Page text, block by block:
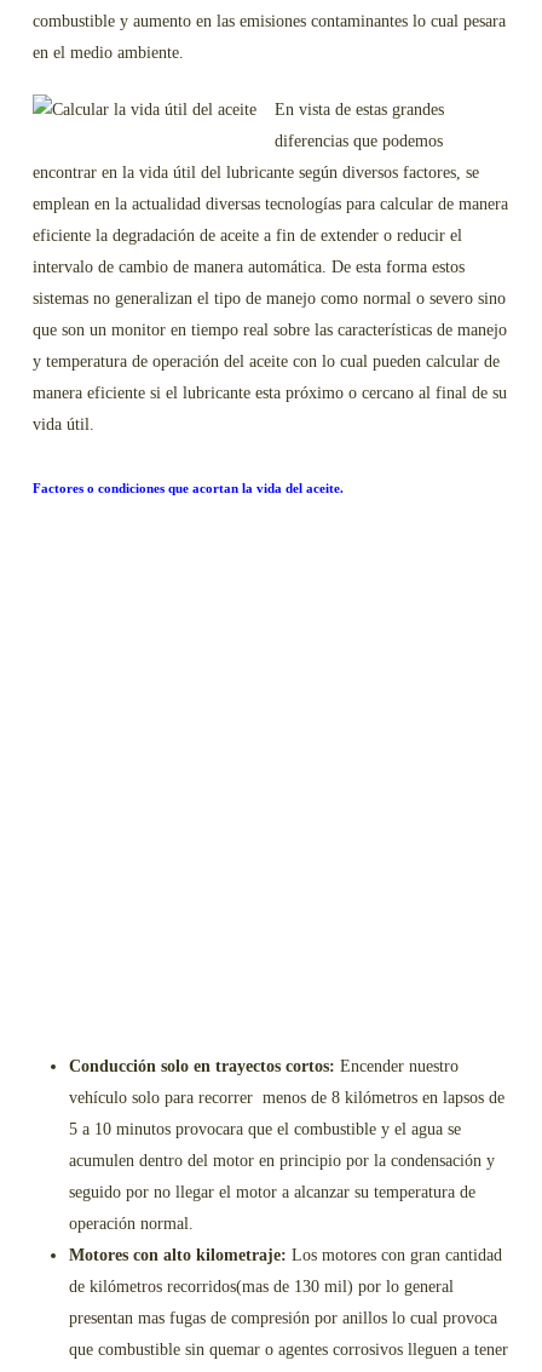
combustible y aumento en las emisiones contaminantes lo cual pesara
en el medio ambiente.
En vista de estas grandes
diferencias que podemos
encontrar en la vida útil del lubricante según diversos factores, se
emplean en la actualidad diversas tecnologías para calcular de manera
eficiente la degradación de aceite a fin de extender o reducir el
intervalo de cambio de manera automática. De esta forma estos
sistemas no generalizan el tipo de manejo como normal o severo sino
que son un monitor en tiempo real sobre las características de manejo
y temperatura de operación del aceite con lo cual pueden calcular de
manera eficiente si el lubricante esta próximo o cercano al final de su
vida útil.
Factores o condiciones que acortan la vida del aceite.
Conducción solo en trayectos cortos: Encender nuestro
vehículo solo para recorrer menos de 8 kilómetros en lapsos de
5 a 10 minutos provocara que el combustible y el agua se
acumulen dentro del motor en principio por la condensación y
seguido por no llegar el motor a alcanzar su temperatura de
operación normal.
Motores con alto kilometraje: Los motores con gran cantidad
de kilómetros recorridos(mas de 130 mil) por lo general
presentan mas fugas de compresión por anillos lo cual provoca
que combustible sin quemar o agentes corrosivos lleguen a tener